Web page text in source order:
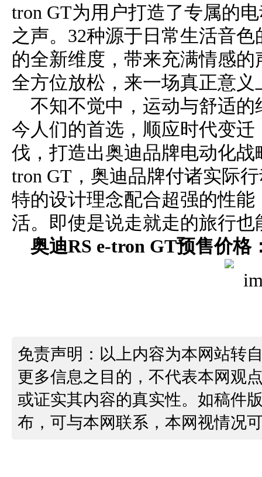
tron GT为用户打造了专属的
之声。32种源于日常生活音
的全新维度，带来充满情感
全方位放松，来一场真正意义
不知不觉中，运动与舒适
今人们的首选，顺应时代变
伐，打造出奥迪品牌电动化
tron GT，奥迪品牌付诸实际
特的设计理念配合超强的性
活。即使是说走就走的旅行
奥迪RS e-tron GT预售价格
免责声明：以上内容为本网站转
更多信息之目的，不代表本网观
或证实其内容的真实性。如稿件
布，可与本网联系，本网视情况